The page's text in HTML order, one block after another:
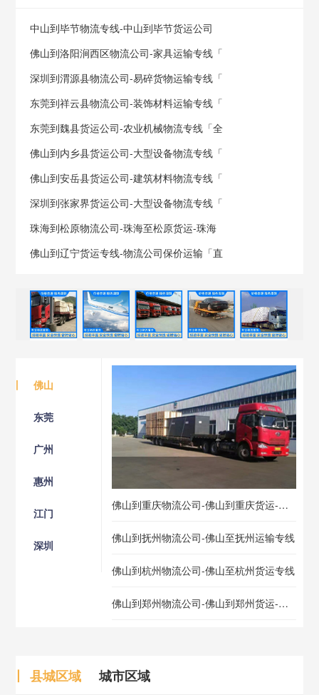
中山到毕节物流专线-中山到毕节货运公司
佛山到洛阳涧西区物流公司-家具运输专线「
深圳到渭源县物流公司-易碎货物运输专线「
东莞到祥云县物流公司-装饰材料运输专线「
东莞到魏县货运公司-农业机械物流专线「全
佛山到内乡县货运公司-大型设备物流专线「
佛山到安岳县货运公司-建筑材料物流专线「
深圳到张家界货运公司-大型设备物流专线「
珠海到松原物流公司-珠海至松原货运-珠海
佛山到辽宁货运专线-物流公司保价运输「直
丨 佛山
东莞
广州
惠州
江门
深圳
佛山到重庆物流公司-佛山到重庆货运-佛山到重庆物流专线
佛山到抚州物流公司-佛山至抚州运输专线
佛山到杭州物流公司-佛山至杭州货运专线
佛山到郑州物流公司-佛山到郑州货运-佛山到郑州物流专线
丨 县城区域 城市区域